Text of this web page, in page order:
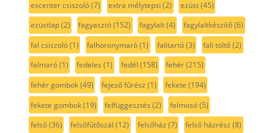
excenter csiszoló(7) extra mélytepsi (2) ezüst(45)
ezüstlap(2) fagyasztó(152) fagylalt(4) fagylaltkészítő(6)
fal csiszoló(1) falhoronymaró(1) falitartó(3) fali töltő(2)
falmaró(1) fedeles (1) fedél (158) fehér(215)
fehér gombok(49) fejező fűrész (1) fekete (194)
fekete gombok(19) felfüggesztés (2) felmosó(5)
felső(36) felsőfűtőszál (12) felsőház (7) felső házrész (8)